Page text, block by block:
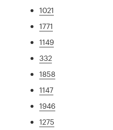
1021
1771
1149
332
1858
1147
1946
1275